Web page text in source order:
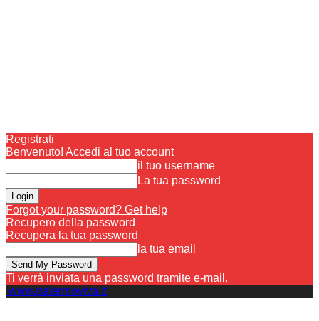
Registrati
Benvenuto! Accedi al tuo account
il tuo username
La tua password
Forgot your password? Get help
Recupero della password
Recupera la tua password
la tua email
Ti verrà inviata una password tramite e-mail.
www.palermoviva.it